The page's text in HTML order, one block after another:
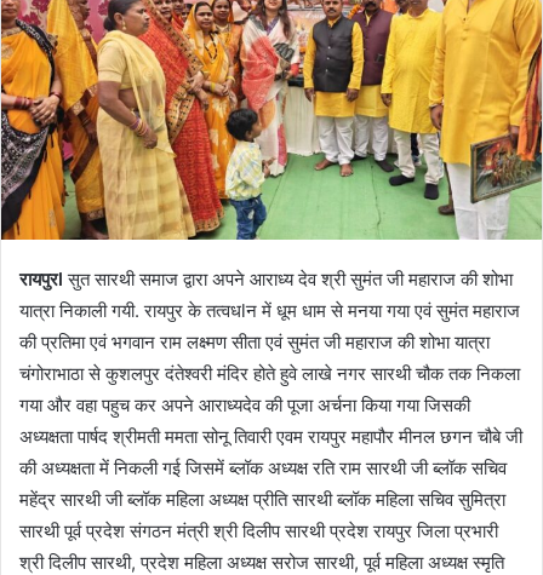
रायपुरlसुत सारथी समाज द्वारा अपने आराध्य देव श्री सुमंत जी महाराज की शोभा
यात्रा निकाली गयी. रायपुर के तत्वधlन में धूम धाम से मनया गया एवं सुमंत महाराज
की प्रतिमा एवं भगवान राम लक्ष्मण सीता एवं सुमंत जी महाराज की शोभा यात्रा
चंगोराभाठा से कुशलपुर दंतेश्वरी मंदिर होते हुवे लाखे नगर सारथी चौक तक निकला
गया और वहा पहुच कर अपने आराध्यदेव की पूजा अर्चना किया गया जिसकी
अध्यक्षता पार्षद श्रीमती ममता सोनू तिवारी एवम रायपुर महापौर मीनल छगन चौबे जी
की अध्यक्षता में निकली गई जिसमें ब्लॉक अध्यक्ष रति राम सारथी जी ब्लॉक सचिव
महेंद्र सारथी जी ब्लॉक महिला अध्यक्ष प्रीति सारथी ब्लॉक महिला सचिव सुमित्रा
सारथी पूर्व प्रदेश संगठन मंत्री श्री दिलीप सारथी प्रदेश रायपुर जिला प्रभारी
श्री दिलीप सारथी, प्रदेश महिला अध्यक्ष सरोज सारथी, पूर्व महिला अध्यक्ष स्मृति